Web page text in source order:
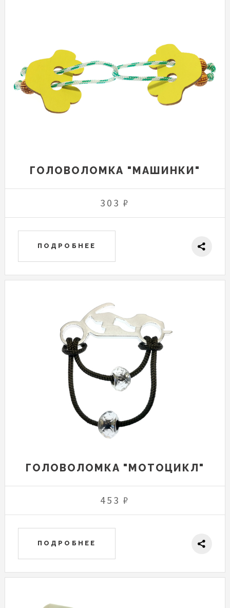
ГОЛОВОЛОМКА "МАШИНКИ"
303 ₽
ПОДРОБНЕЕ
ГОЛОВОЛОМКА "МОТОЦИКЛ"
453 ₽
ПОДРОБНЕЕ